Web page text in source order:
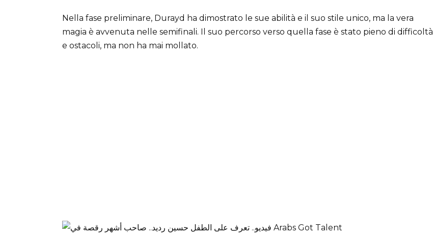
Nella fase preliminare, Durayd ha dimostrato le sue abilità e il suo stile unico, ma la vera
magia è avvenuta nelle semifinali. Il suo percorso verso quella fase è stato pieno di difficoltà
e ostacoli, ma non ha mai mollato.